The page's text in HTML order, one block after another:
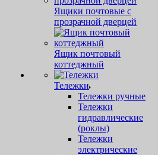
Ящики почтовые с
прозрачной дверцей
Ящик почтовый
коттеджный
Тележки
Тележки ручные
Тележки
гидравлические
(роклы)
Тележки
электрические